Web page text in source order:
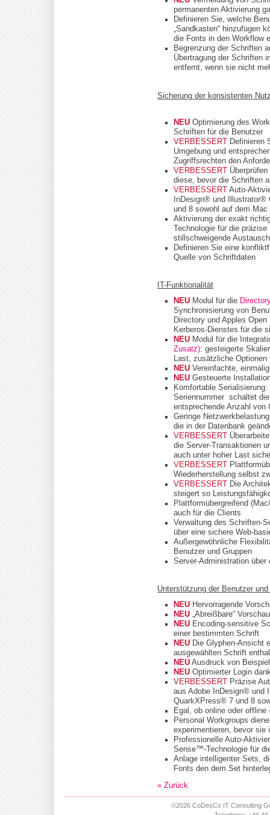
permanenten Aktivierung
Definieren Sie, welche
„Sandkasten“ hinzufügen
die Fonts in den Workflow
Begrenzung der Schriften
Übertragung der Schriften
entfernt, wenn sie nicht
Sicherung der konsistenten
NEU Optimierung des
Schriften für die Benutzer
VERBESSERT Definieren
Umgebung und
Zugriffsrechten den
VERBESSERT
diese, bevor die Schriften
VERBESSERT Auto-
InDesign® und
und 8 sowohl auf dem
Aktivierung der exakt
Technologie für die
stillschweigende
Definieren Sie eine
Quelle von Schriftdaten
IT-Funktionalität
NEU Modul für die
Synchronisierung von
Directory und Apples
Kerberos-Dienstes für die
NEU Modul für die
Zusatz): gesteigerte
Last, zusätzliche
NEU Vereinfachte,
NEU Gesteuerte
Komfortable
Seriennummer schaltet
entsprechende Anzahl von
Geringe
die in der Datenbank
VERBESSERT
die Server-Transaktionen
auch unter hoher Last
VERBESSERT
Wiederherstellung selbst
VERBESSERT Die
steigert so
Plattformübergreifend
auch für die Clients
Verwaltung des Schriften-
über eine sichere Web-
Außergewöhnliche
Benutzer und Gruppen
Server-Administration
Unterstützung der Benutzer
NEU Hervorragende
NEU „Abreißbare“
NEU Encoding-sensitive
einer bestimmten Schrift
NEU Die Glyphen-Ansicht
ausgewählten Schrift
NEU Ausdruck von
NEU Optimierter Login
VERBESSERT
Präzise
aus Adobe InDesign® und
QuarkXPress® 7 und 8
Egal, ob online oder
Personal Workgroups
experimentieren, bevor sie
Professionelle Auto-
Sense™-Technologie für
Anlage intelligenter Sets,
Fonts den dem Set
« Zurück
©2026 CoDesCo IT Consulting